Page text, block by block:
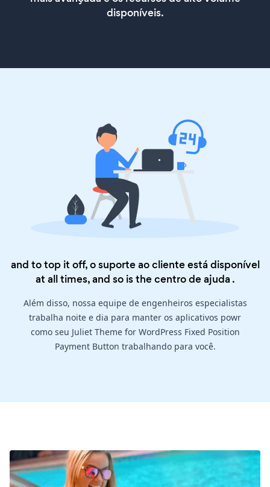
disponíveis.
and to top it off, o suporte ao cliente está disponível
at all times, and so is thecentro de ajuda .
Além disso, nossa equipe de engenheiros especialistas
trabalha noite e dia para manter os aplicativos powr
como seu Juliet Theme for WordPress Fixed Position
Payment Button trabalhando para você.